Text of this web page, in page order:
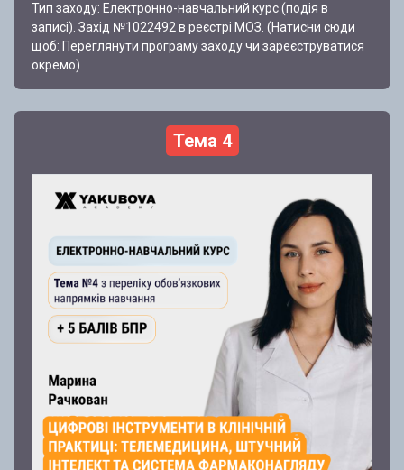
Тип заходу: Електронно-навчальний курс (подія в
записі). Захід №1022492 в реєстрі МОЗ. (Натисни сюди
щоб: Переглянути програму заходу чи зареєструватися
окремо)
Тема 4